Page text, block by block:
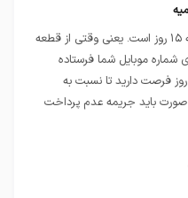
مهلت پرداخت عوارض اتوبان تبریز ارومیه ۱۵ روز است. یعنی وقتی از قطعه
شماره موبایل‌ شما فرستاده
می‌شود. از زمان ارسال پیامک حداکثر ۱۵ روز فرصت دارید تا نسبت به
صورت باید جریمه عدم پرداخت